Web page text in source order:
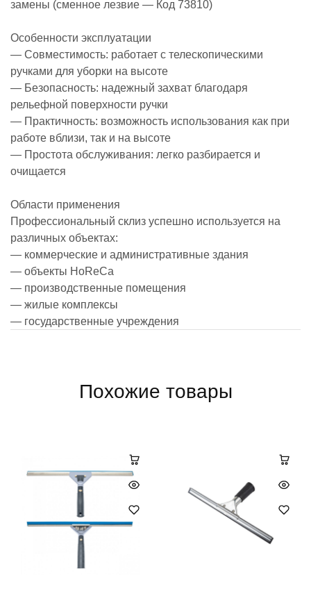
замены (сменное лезвие — Код 73810)
Особенности эксплуатации
— Совместимость: работает с телескопическими
ручками для уборки на высоте
— Безопасность: надежный захват благодаря
рельефной поверхности ручки
— Практичность: возможность использования как при
работе вблизи, так и на высоте
— Простота обслуживания: легко разбирается и
очищается
Области применения
Профессиональный склиз успешно используется на
различных объектах:
— коммерческие и административные здания
— объекты HoReCa
— производственные помещения
— жилые комплексы
— государственные учреждения
Похожие товары